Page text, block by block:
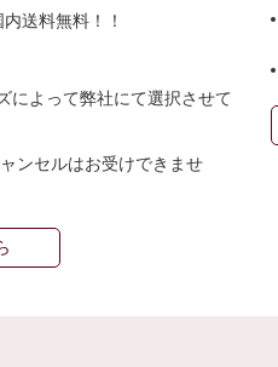
送料無料！！
によって弊社にて選択させて
ンセルはお受けできませ